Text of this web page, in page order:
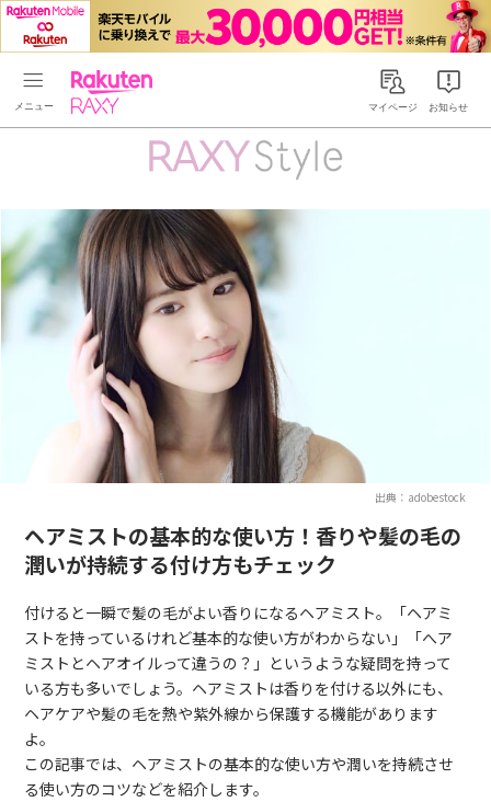
Rakuten RAXYマイページ お知らせ
出典：adobestock
ヘアミストの基本的な使い方！香りや髪の毛の
潤いが持続する付け方もチェック
付けると一瞬で髪の毛がよい香りになるヘアミスト。「ヘアミ
ストを持っているけれど基本的な使い方がわからない」「へア
ミストとヘアオイルって違うの？」というような疑問を持って
いる方も多いでしょう。ヘアミストは香りを付ける以外にも、
ヘアケアや髪の毛を熱や紫外線から保護する機能があります
よ。
この記事では、ヘアミストの基本的な使い方や潤いを持続させ
る使い方のコツなどを紹介します。